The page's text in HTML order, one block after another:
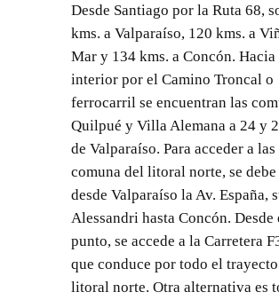
Desde Santiago por la Ruta 68,
kms. a Valparaíso, 120 kms. a
Mar y 134 kms. a Concón. Hacia
interior por el Camino Troncal o
ferrocarril se encuentran las
Quilpué y Villa Alemana a 24 y
de Valparaíso. Para acceder a las
comuna del litoral norte, se
desde Valparaíso la Av. España,
Alessandri hasta Concón. Desde
punto, se accede a la Carretera
que conduce por todo el
litoral norte. Otra alternativa es